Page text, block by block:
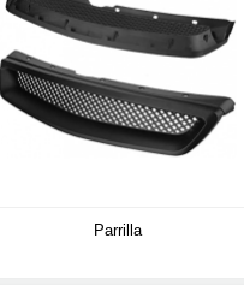
Parrilla